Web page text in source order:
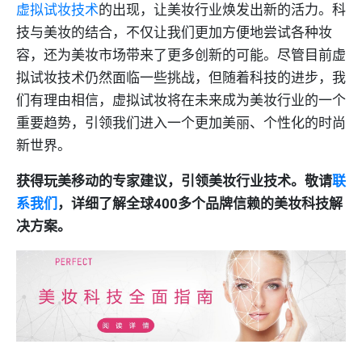
虚拟试妆技术的出现，让美妆行业焕发出新的活力。科
技与美妆的结合，不仅让我们更加方便地尝试各种妆
容，还为美妆市场带来了更多创新的可能。尽管目前虚
拟试妆技术仍然面临一些挑战，但随着科技的进步，我
们有理由相信，虚拟试妆将在未来成为美妆行业的一个
重要趋势，引领我们进入一个更加美丽、个性化的时尚
新世界。
获得玩美移动的专家建议，引领美妆行业技术。敬请联
系我们 ，详细了解全球400多个品牌信赖的美妆科技解
决方案。